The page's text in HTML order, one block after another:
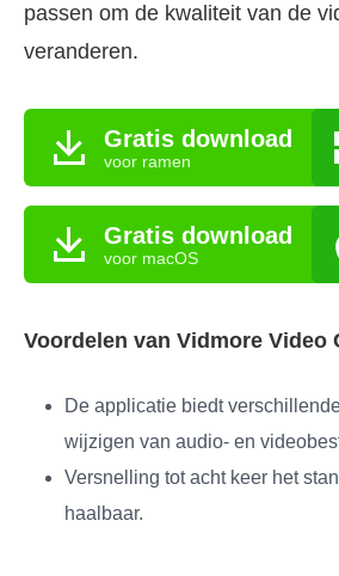
passen om de kwaliteit van de
veranderen.
Gratis download
voor ramen
Gratis download
voor macOS
Voordelen van Vidmore Video
De applicatie biedt
wijzigen van audio- en
Versnelling tot acht keer het
haalbaar.